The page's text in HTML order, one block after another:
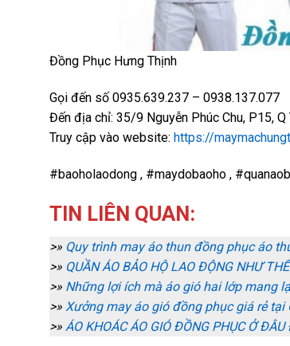
Đồng Phục Hưng Thịnh
Gọi đến số 0935.639.237 – 0938.137.077
Đến địa chỉ: 35/9 Nguyễn Phúc Chu, P15, Q
Truy cập vào website: https://
#baoholaodong , #maydobaoho ,
TIN LIÊN QUAN:
>» Quy trình may áo thun đồng phục áo
>» QUẦN ÁO BẢO HỘ LAO ĐỘNG NHƯ
>» Những lợi ích mà áo gió hai lớp mang
>» Xưởng may áo gió đồng phục giá rẻ tại
>» ÁO KHOÁC ÁO GIÓ ĐỒNG PHỤC Ở ĐÂU